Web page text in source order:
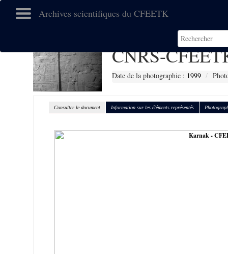
Archives scientifiques du CFEETK
CNRS-
Date de la photographie : 1999
Consulter le document Information sur les éléments représentés